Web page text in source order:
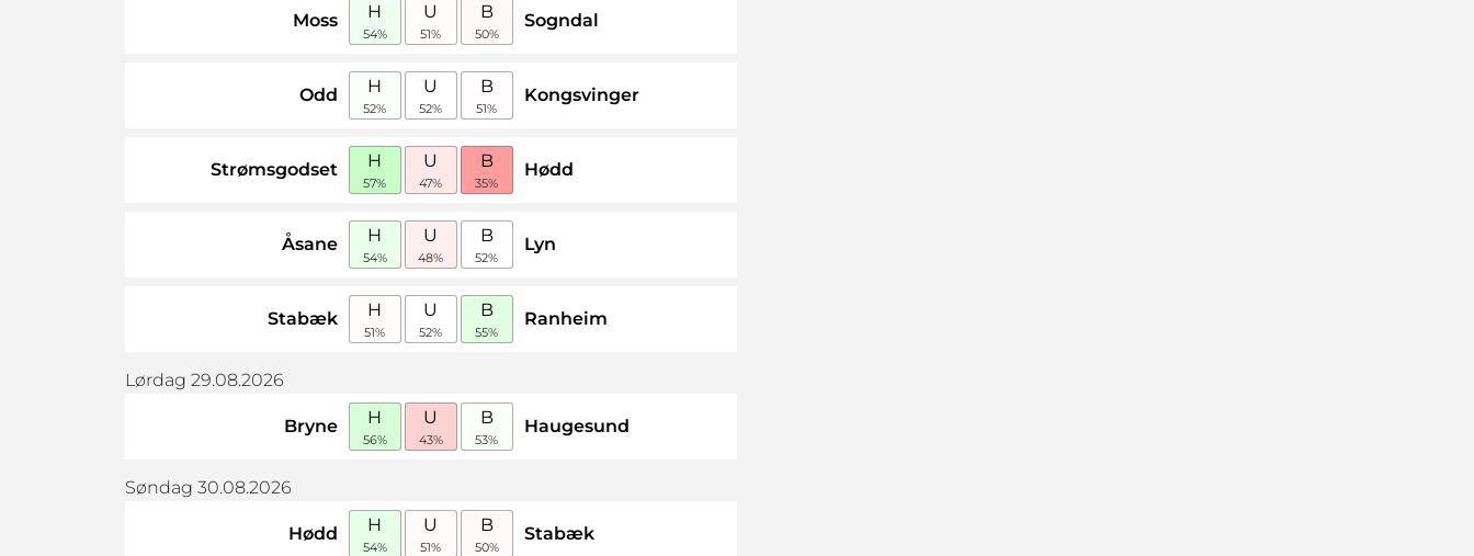
Moss H
54%
U
51%
B
50%
Sogndal
Odd H
52%
U
52%
B
51%
Kongsvinger
Strømsgodset H
57%
U
47%
B
35%
Hødd
Åsane H
54%
U
48%
B
52%
Lyn
Stabæk H
51%
U
52%
B
55%
Ranheim
Lørdag 29.08.2026
Bryne H
56%
U
43%
B
53%
Haugesund
Søndag 30.08.2026
Hødd H
54%
U
51%
B
50%
Stabæk